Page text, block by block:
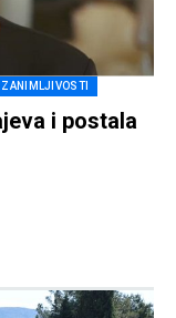
ZANIMLJIVOSTI
i postala